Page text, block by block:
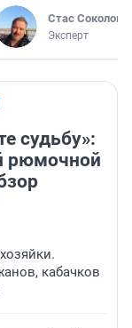
Стас Соколов
Эксперт
судьбу»:
рюмочной
кабачков